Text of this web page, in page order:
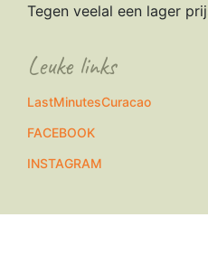
Tegen veelal een lager
Leuke links
LastMinutesCuracao
FACEBOOK
INSTAGRAM